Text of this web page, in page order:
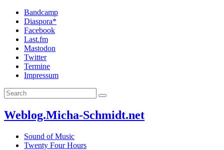
Bandcamp
Diaspora*
Facebook
Last.fm
Mastodon
Twitter
Termine
Impressum
Weblog.Micha-Schmidt.net
Sound of Music
Twenty Four Hours